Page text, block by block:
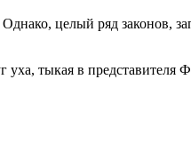
целый ряд законов,
уха, тыкая в